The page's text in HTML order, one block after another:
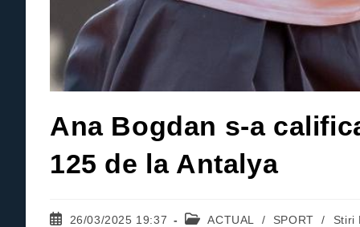
Ana Bogdan s-a
125 de la Antalya
Post26/03/2025 19:37
PostACTUAL / SPORT / Stiri